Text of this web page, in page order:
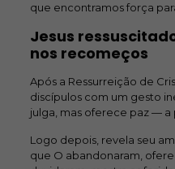
que encontramos força
Jesus
nos recomeços
Após a Ressurreição de
discípulos com um gesto
julga, mas oferece paz — a
Logo depois, revela seu
que O abandonaram,